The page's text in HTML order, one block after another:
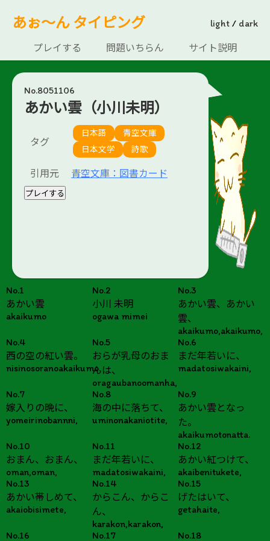
あぉ～ん タイピング light / dark
プレイする 問題いちらん サイト説明
No.8051106
あかい雲（小川未明）
タグ
日本語
青空文庫
日本文学
詩歌
引用元 青空文庫：図書カード
プレイする
No.1
あかい雲
akaikumo
No.2
小川 未明
ogawa mimei
No.3
あかい雲、あかい
雲、
akaikumo,akaikumo,
No.4
西の空の紅い雲。
nisinosoranoakaikumo.
No.5
おらが乳母のおま
んは、
oragaubanoomanha,
No.6
まだ年若いに、
madatosiwakaini,
No.7
嫁入りの晩に、
yomeirinobannni,
No.8
海の中に落ちて、
uminonakaniotite,
No.9
あかい雲となっ
た。
akaikumotonatta.
No.10
おまん、おまん、
oman,oman,
No.11
まだ年若いに、
madatosiwakaini,
No.12
あかい紅つけて、
akaibenitukete,
No.13
あかい帯しめて、
akaiobisimete,
No.14
からこん、からこ
ん、
karakon,karakon,
No.15
げたはいて、
getahaite,
No.16 No.17 No.18